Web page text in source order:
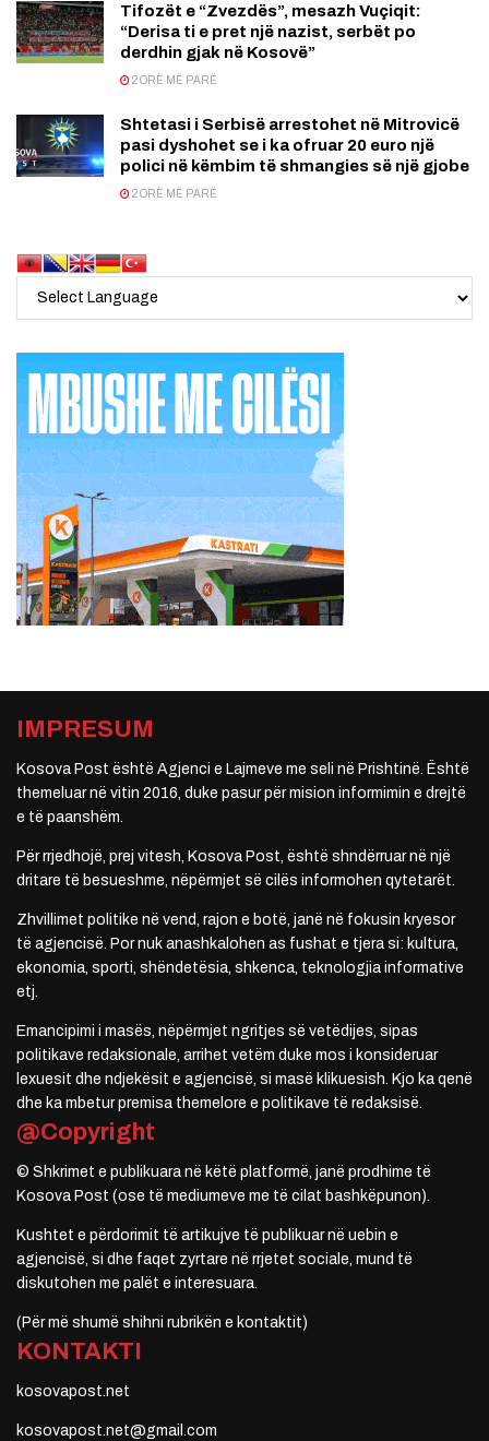
Tifozët e “Zvezdës”, mesazh Vuçiqit:
“Derisa ti e pret një nazist, serbët po
derdhin gjak në Kosovë”
2 ORË MË PARË
Shtetasi i Serbisë arrestohet në Mitrovicë
pasi dyshohet se i ka ofruar 20 euro një
polici në këmbim të shmangies së një gjobe
2 ORË MË PARË
IMPRESUM
Kosova Post është Agjenci e Lajmeve me seli në Prishtinë. Është
themeluar në vitin 2016, duke pasur për mision informimin e drejtë
e të paanshëm.
Për rrjedhojë, prej vitesh, Kosova Post, është shndërruar në një
dritare të besueshme, nëpërmjet së cilës informohen qytetarët.
Zhvillimet politike në vend, rajon e botë, janë në fokusin kryesor
të agjencisë. Por nuk anashkalohen as fushat e tjera si: kultura,
ekonomia, sporti, shëndetësia, shkenca, teknologjia informative
etj.
Emancipimi i masës, nëpërmjet ngritjes së vetëdijes, sipas
politikave redaksionale, arrihet vetëm duke mos i konsideruar
lexuesit dhe ndjekësit e agjencisë, si masë klikuesish. Kjo ka qenë
dhe ka mbetur premisa themelore e politikave të redaksisë.
@Copyright
© Shkrimet e publikuara në këtë platformë, janë prodhime të
Kosova Post (ose të mediumeve me të cilat bashkëpunon).
Kushtet e përdorimit të artikujve të publikuar në uebin e
agjencisë, si dhe faqet zyrtare në rrjetet sociale, mund të
diskutohen me palët e interesuara.
(Për më shumë shihni rubrikën e kontaktit)
KONTAKTI
kosovapost.net
kosovapost.net@gmail.com